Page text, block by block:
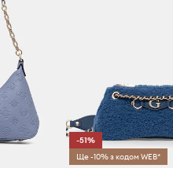
-51%
Ще -10% з кодом WEB*